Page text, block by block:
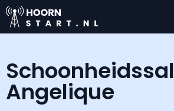
Angelique